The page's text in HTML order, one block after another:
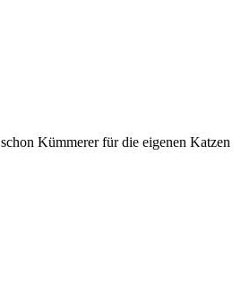
Kümmerer für die eigenen Katzen